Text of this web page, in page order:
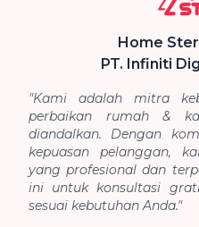
Home
PT. Infiniti
"Kami adalah mitra
perbaikan rumah &
diandalkan. Dengan
kepuasan pelanggan,
yang profesional dan
ini untuk konsultasi
sesuai kebutuhan Anda."